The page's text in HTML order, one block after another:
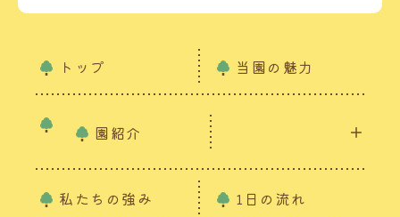
トップ 当園の魅力
園紹介
私たちの強み 1日の流れ